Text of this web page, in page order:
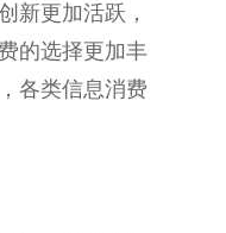
新更加活跃，
的选择更加丰
各类信息消费